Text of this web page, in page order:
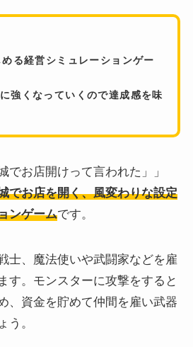
る経営シミュレーションゲー
強くなっていくので達成感を味
でお店開けって言われた」」
でお店を開く、風変わりな設定
ンゲームです。
士、魔法使いや武闘家などを雇
す。モンスターに攻撃をすると
、資金を貯めて仲間を雇い武器
う。